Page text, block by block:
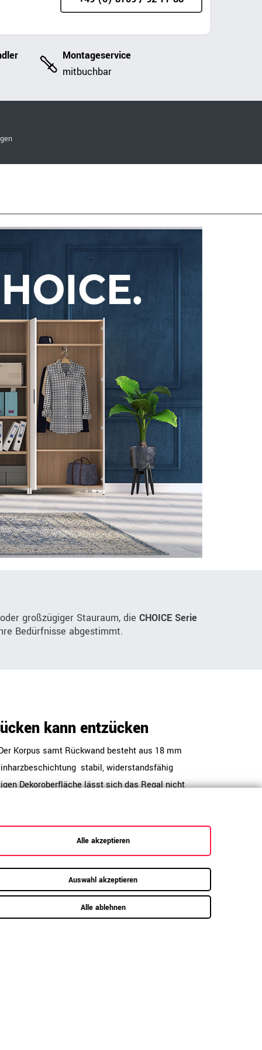
Montageservice
mitbuchbar
großzügiger Stauraum, die CHOICE Serie
Bedürfnisse abgestimmt.
kann entzücken
Korpus samt Rückwand besteht aus 18 mm
 stabil, widerstandsfähig
Dekoroberfläche lässt sich das Regal nicht
Alle akzeptieren
Auswahl akzeptieren
Alle ablehnen